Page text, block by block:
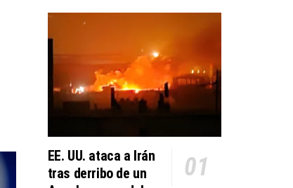
EE. UU. ataca a Irán
tras derribo de un